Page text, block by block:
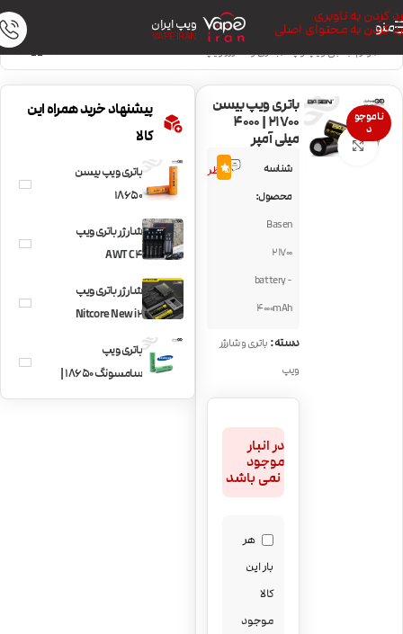
رد کردن به ناوبری
رد کردن به محتوای اصلی
منو ویپ ایران
VAPE IRAN
خانه/لوازم جانبی ویپ و پاد/باتری و شارژر ویپ
ناموجو
د
بزرگنمایی تصویر
باتری ویپ بیسن
21700 | 4000
میلی آمپر
شناسه
محصول:
Basen
21700
battery -
4000mAh
2
نظر5.0
دسته: باتری و شارژر
ویپ
در انبار
موجود
نمی باشد
هر
بار این
کالا
موجود
پیشنهاد خرید همراه این
کالا
باتری ویپ بیسن
18650
شارژر باتری ویپ
AWT C4
شارژر باتری ویپ
Nitcore New i2
باتری ویپ
سامسونگ 18650 |
2200 میلی آمپر